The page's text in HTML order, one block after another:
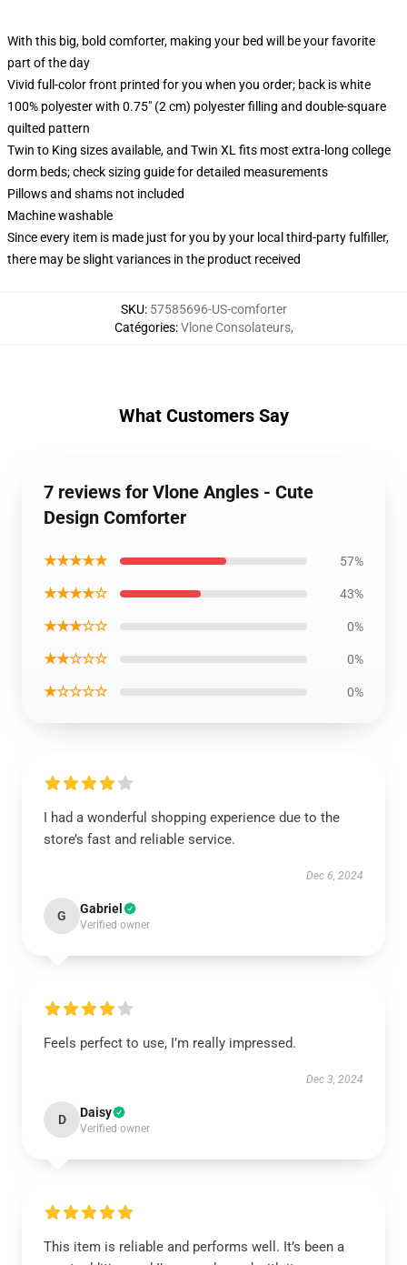
With this big, bold comforter, making your bed will be your favorite
part of the day
Vivid full-color front printed for you when you order; back is white
100% polyester with 0.75" (2 cm) polyester filling and double-square
quilted pattern
Twin to King sizes available, and Twin XL fits most extra-long college
dorm beds; check sizing guide for detailed measurements
Pillows and shams not included
Machine washable
Since every item is made just for you by your local third-party fulfiller,
there may be slight variances in the product received
SKU: 57585696-US-comforter
Catégories:Vlone Consolateurs,
What Customers Say
7 reviews for Vlone Angles - Cute
Design Comforter
★★★★★ 57%
★★★★☆ 43%
★★★☆☆ 0%
★★☆☆☆ 0%
★☆☆☆☆ 0%
I had a wonderful shopping experience due to the
store’s fast and reliable service.
Dec 6, 2024
G Gabriel
Verified owner
Feels perfect to use, I’m really impressed.
Dec 3, 2024
D Daisy
Verified owner
This item is reliable and performs well. It’s been a